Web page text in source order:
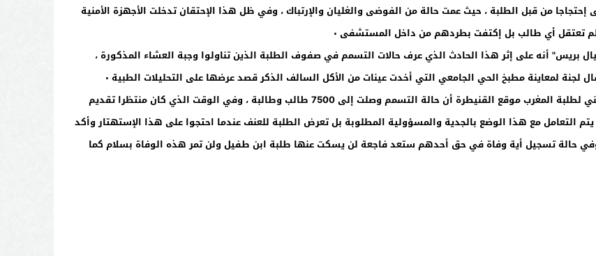
من قبل الطلبة ، حيث عمت حالة من الفوضى والغليان والإرتباك ، وفي ظل هذا الإحتقان تدخلت الأجهزة الأمنية
تعتقل أي طالب بل إكتفت بطردهم من داخل المستشفى ٠
بريس" أنه على إثر هذا الحادث الذي عرف حالات التسمم في صفوف الطلبة الذين تناولوا وجبة العشاء المذكورة ،
لجنة لمعاينة مطبخ الحي الجامعي التي أخدت عينات من الأكل السالف الذكر قصد عرضها على التحليلات الطبية ٠
أكد أنس الأبيض من الإتحاد الوطني لطلبة المغرب موقع القنيطرة أن حالة التسمم وصلت إلى 7500 طالب وطالبة ، وفي الوقت الذي كان منتظرا تقديم
التعامل مع هذا الوضع بالجدية والمسؤولية المطلوبة بل تعرض الطلبة للعنف عندما احتجوا على هذا الإستهتار وأكد
وفي حالة تسجيل أية وفاة في حق أحدهم ستعد فاجعة لن يسكت عنها طلبة ابن طفيل ولن تمر هذه الوفاة بسلام كما